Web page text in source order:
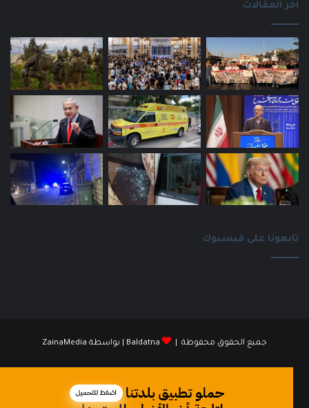
اخر المقالات
تابعونا على فيسبوك
جميع الحقوق محفوظة | Baldatna | بواسطة ZainaMedia